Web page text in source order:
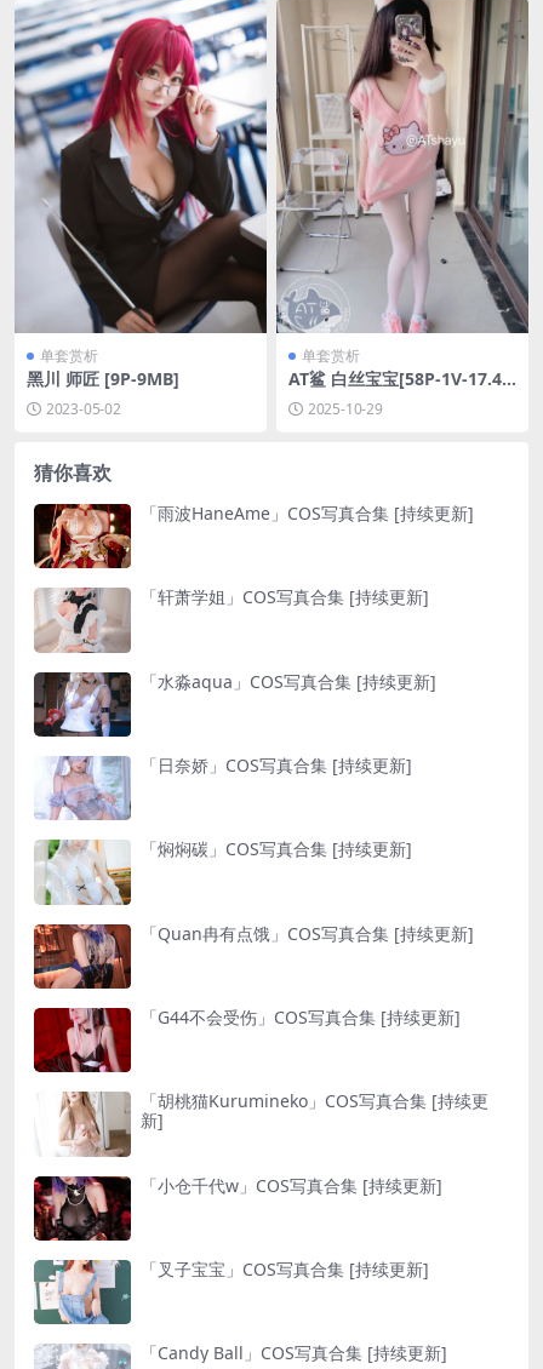
单套赏析
黑川 师匠 [9P-9MB]
2023-05-02
单套赏析
AT鲨 白丝宝宝[58P-1V-17.4
M]2025-10-29
猜你喜欢
「雨波HaneAme」COS写真合集 [持续更新]
「轩萧学姐」COS写真合集 [持续更新]
「水淼aqua」COS写真合集 [持续更新]
「日奈娇」COS写真合集 [持续更新]
「焖焖碳」COS写真合集 [持续更新]
「Quan冉有点饿」COS写真合集 [持续更新]
「G44不会受伤」COS写真合集 [持续更新]
「胡桃猫Kurumineko」COS写真合集 [持续更
新]
「小仓千代w」COS写真合集 [持续更新]
「叉子宝宝」COS写真合集 [持续更新]
「Candy Ball」COS写真合集 [持续更新]